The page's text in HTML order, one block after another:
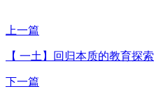
上一篇
【 一土】回归本质的教育探索
下一篇